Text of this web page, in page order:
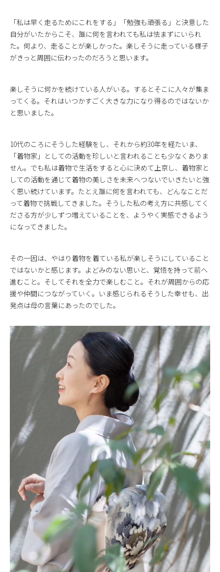
「私は早く走るためにこれをする」「勉強も頑張る」と決意した
自分がいたからこそ、誰に何を言われても私は怯まずにいられ
た。何より、走ることが楽しかった。楽しそうに走っている様子
がきっと周囲に伝わったのだろうと思います。
楽しそうに何かを続けている人がいる。するとそこに人々が集ま
ってくる。それはいつかすごく大きな力になり得るのではないか
と思いました。
10代のころにそうした経験をし、それから約30年を経たいま、
「着物家」としての活動を珍しいと言われることも少なくありま
せん。でも私は着物で生活をすると心に決めて上京し、着物家と
しての活動を通じて着物の美しさを未来へつないでいきたいと強
く思い続けています。たとえ誰に何を言われても、どんなことだ
って着物で挑戦してきました。そうした私の考え方に共感してく
ださる方が少しずつ増えていることを、ようやく実感できるよう
になってきました。
その一因は、やはり着物を着ている私が楽しそうにしていること
ではないかと感じます。よどみのない思いと、覚悟を持って前へ
進むこと。そしてそれを全力で楽しむこと。それが周囲からの応
援や仲間につながっていく。いま感じられるそうした幸せも、出
発点は母の言葉にあったのでした。